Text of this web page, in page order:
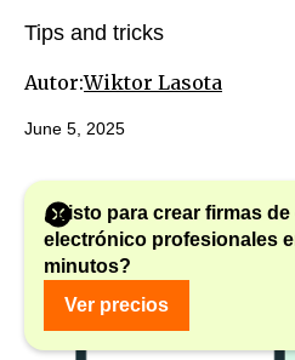
Tips and tricks
Autor:Wiktor Lasota
June 5, 2025
¿Listo para crear firmas
electrónico profesionales
minutos?
Ver precios